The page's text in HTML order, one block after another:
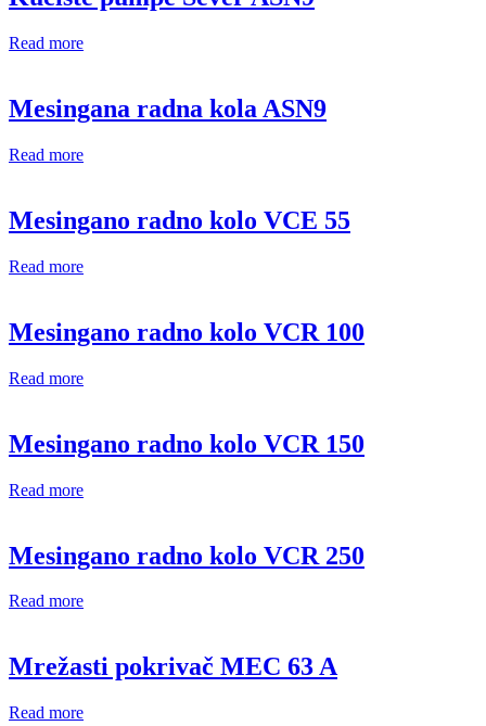
Read more
Mesingana radna kola ASN9
Read more
Mesingano radno kolo VCE 55
Read more
Mesingano radno kolo VCR 100
Read more
Mesingano radno kolo VCR 150
Read more
Mesingano radno kolo VCR 250
Read more
Mrežasti pokrivač MEC 63 A
Read more